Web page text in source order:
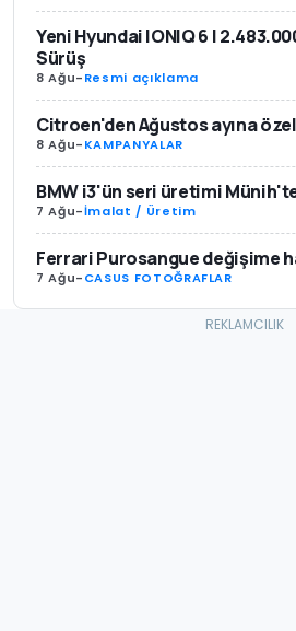
Yeni Hyundai IONIQ 6 |
Sürüş
8 Ağu-Resmi açıklama
Citroen'den Ağustos ayına
8 Ağu-KAMPANYALAR
BMW i3'ün seri üretimi
7 Ağu-İmalat / Üretim
Ferrari Purosangue değişime
7 Ağu-CASUS FOTOĞRAFLAR